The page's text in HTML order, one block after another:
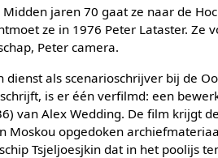
jaren 70 gaat ze naar de
ze in 1976 Peter Lataster. Ze
Peter camera.
als scenarioschrijver bij de
is er één verfilmd: een
van Alex Wedding. De film krijgt
opgedoken
Tsjeljoesjkin dat in het poolijs